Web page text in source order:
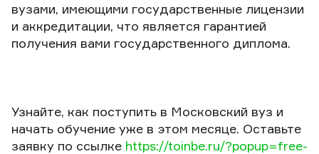
вузами, имеющими государственные лицензии
и аккредитации, что является гарантией
получения вами государственного диплома.
Узнайте, как поступить в Московский вуз и
начать обучение уже в этом месяце. Оставьте
заявку по ссылке https://toinbe.ru/?popup=free-